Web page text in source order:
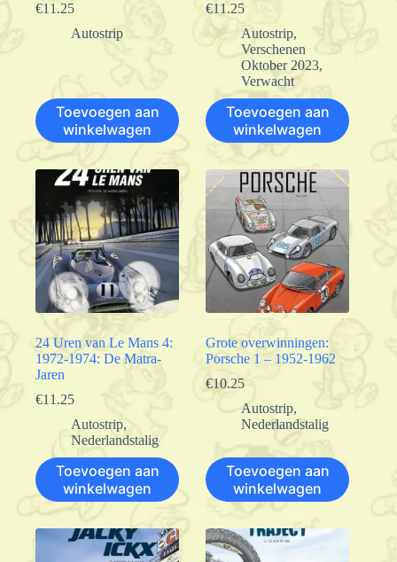
€11.25
Autostrip
Toevoegen aan
winkelwagen
€11.25
Autostrip,
Verschenen
Oktober 2023,
Verwacht
Toevoegen aan
winkelwagen
24 Uren van Le Mans 4:
1972-1974: De Matra-
Jaren
€11.25
Autostrip,
Nederlandstalig
Toevoegen aan
winkelwagen
Grote overwinningen:
Porsche 1 – 1952-1962
€10.25
Autostrip,
Nederlandstalig
Toevoegen aan
winkelwagen